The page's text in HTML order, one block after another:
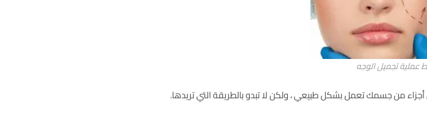
عملية تجميل الوجه
من جسمك تعمل بشكل طبيعي ، ولكن لا تبدو بالطريقة التي تريدها.